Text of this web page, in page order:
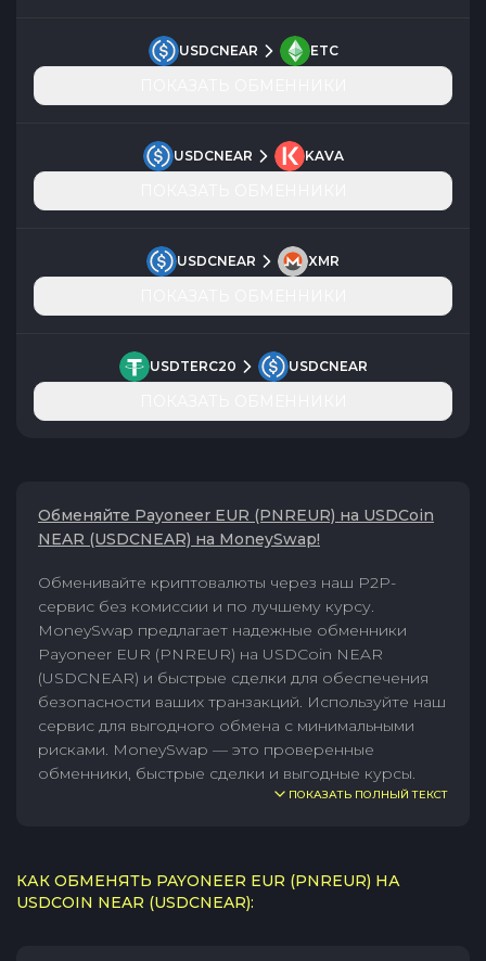
USDCNEAR ETC
USDCNEAR KAVA
USDCNEAR XMR
USDTERC20 USDCNEAR
Обменяйте Payoneer EUR (PNREUR) на USDCoin
NEAR (USDCNEAR) на MoneySwap!
Обменивайте криптовалюты через наш P2P-
сервис без комиссии и по лучшему курсу.
MoneySwap предлагает надежные обменники
Payoneer EUR (PNREUR) на USDCoin NEAR
(USDCNEAR) и быстрые сделки для обеспечения
безопасности ваших транзакций. Используйте наш
сервис для выгодного обмена с минимальными
рисками. MoneySwap — это проверенные
обменники, быстрые сделки и выгодные курсы.
ПОКАЗАТЬ ПОЛНЫЙ ТЕКСТ
КАК ОБМЕНЯТЬ PAYONEER EUR (PNREUR) НА
USDCOIN NEAR (USDCNEAR):